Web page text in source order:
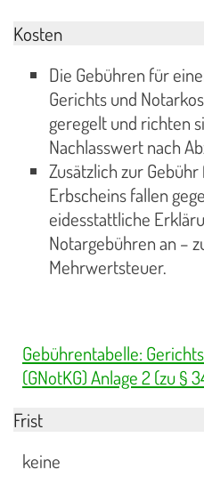
Kosten
Die Gebühren für
Gerichts und
geregelt und richten
Nachlasswert nach
Zusätzlich zur
Erbscheins fallen
eidesstattliche
Notargebühren an –
Mehrwertsteuer.
Gebührentabelle:
(GNotKG) Anlage 2 (zu §
Frist
keine